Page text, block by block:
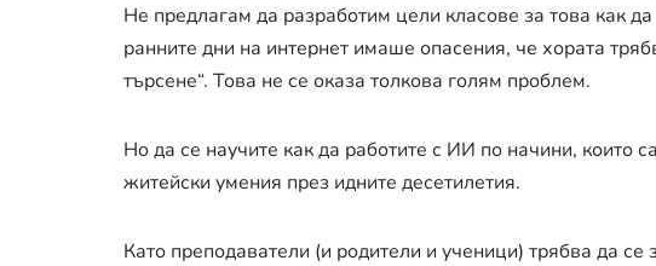
Не предлагам да разработим цели класове за това как
ранните дни на интернет имаше опасения, че хората
търсене“. Това не се оказа толкова голям проблем.
Но да се научите как да работите с ИИ по начини, които
житейски умения през идните десетилетия.
Като преподаватели (и родители и ученици) трябва да